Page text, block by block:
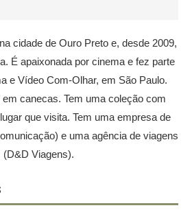
cidade de Ouro Preto e, desde 2009,
É apaixonada por cinema e fez parte
e Vídeo Com-Olhar, em São Paulo.
canecas. Tem uma coleção com
que visita. Tem uma empresa de
e uma agência de viagens
(D&D Viagens).